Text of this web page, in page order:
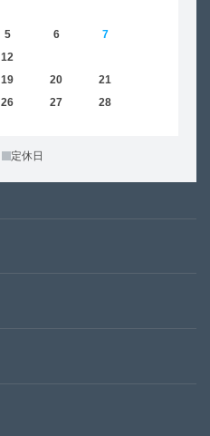
5 6 7
12
19 20 21
26 27 28
定休日